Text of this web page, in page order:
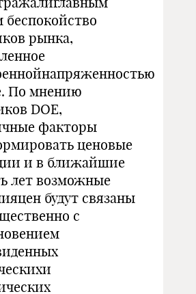
беспокойство
рынка,
По мнению
DOE,
факторы
ценовые
и в ближайшие
лет возможные
будут связаны
с